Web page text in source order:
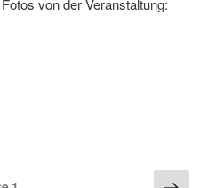
von der Veranstaltung: